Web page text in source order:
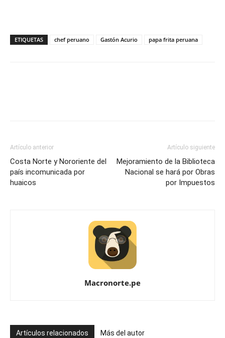
ETIQUETAS chef peruano Gastón Acurio papa frita peruana
Artículo anterior
Costa Norte y Nororiente del
país incomunicada por
huaicos
Artículo siguiente
Mejoramiento de la Biblioteca
Nacional se hará por Obras
por Impuestos
Macronorte.pe
Artículos relacionados Más del autor